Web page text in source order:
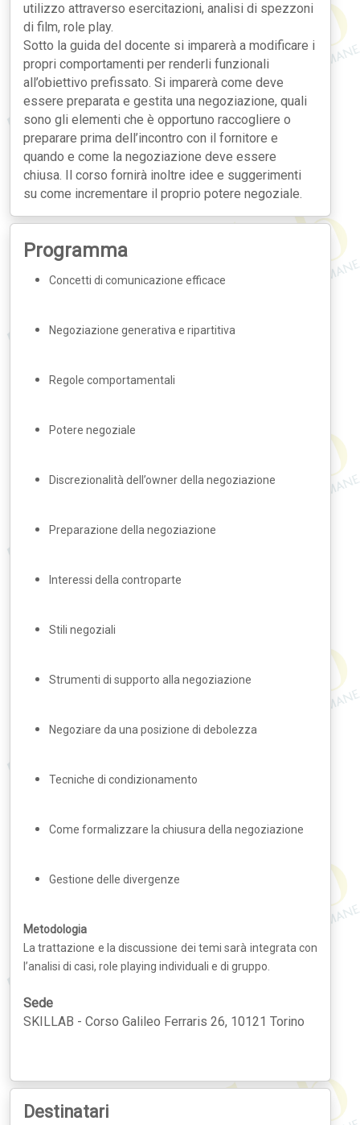
utilizzo attraverso esercitazioni, analisi di spezzoni
di film, role play.
Sotto la guida del docente si imparerà a modificare i
propri comportamenti per renderli funzionali
all’obiettivo prefissato. Si imparerà come deve
essere preparata e gestita una negoziazione, quali
sono gli elementi che è opportuno raccogliere o
preparare prima dell’incontro con il fornitore e
quando e come la negoziazione deve essere
chiusa. Il corso fornirà inoltre idee e suggerimenti
su come incrementare il proprio potere negoziale.
Programma
Concetti di comunicazione efficace
Negoziazione generativa e ripartitiva
Regole comportamentali
Potere negoziale
Discrezionalità dell’owner della negoziazione
Preparazione della negoziazione
Interessi della controparte
Stili negoziali
Strumenti di supporto alla negoziazione
Negoziare da una posizione di debolezza
Tecniche di condizionamento
Come formalizzare la chiusura della negoziazione
Gestione delle divergenze
Metodologia
La trattazione e la discussione dei temi sarà integrata con
l’analisi di casi, role playing individuali e di gruppo.
Sede
SKILLAB - Corso Galileo Ferraris 26, 10121 Torino
Destinatari